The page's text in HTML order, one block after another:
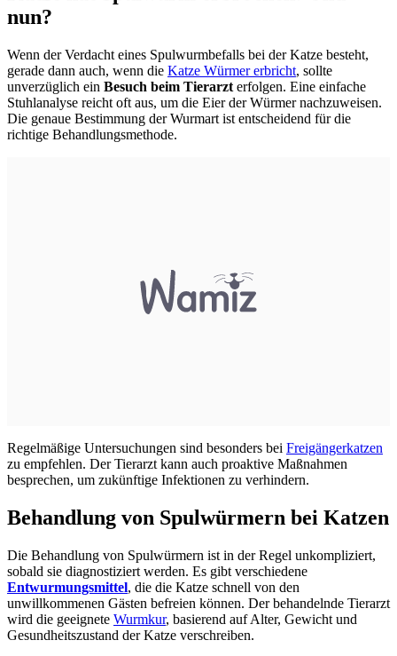
nun?
Wenn der Verdacht eines Spulwurmbefalls bei der Katze besteht,
gerade dann auch, wenn die Katze Würmer erbricht, sollte
unverzüglich ein Besuch beim Tierarzt erfolgen. Eine einfache
Stuhlanalyse reicht oft aus, um die Eier der Würmer nachzuweisen.
Die genaue Bestimmung der Wurmart ist entscheidend für die
richtige Behandlungsmethode.
Regelmäßige Untersuchungen sind besonders bei Freigängerkatzen
zu empfehlen. Der Tierarzt kann auch proaktive Maßnahmen
besprechen, um zukünftige Infektionen zu verhindern.
Behandlung von Spulwürmern bei Katzen
Die Behandlung von Spulwürmern ist in der Regel unkompliziert,
sobald sie diagnostiziert werden. Es gibt verschiedene
Entwurmungsmittel, die die Katze schnell von den
unwillkommenen Gästen befreien können. Der behandelnde Tierarzt
wird die geeignete Wurmkur, basierend auf Alter, Gewicht und
Gesundheitszustand der Katze verschreiben.